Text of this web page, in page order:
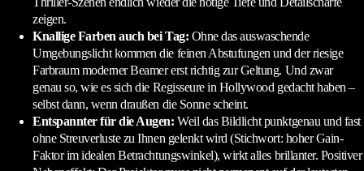
zeigen.
Knallige Farben auch bei Tag: Ohne das auswaschende
Umgebungslicht kommen die feinen Abstufungen und der riesige
Farbraum moderner Beamer erst richtig zur Geltung. Und zwar
genau so, wie es sich die Regisseure in Hollywood gedacht haben –
selbst dann, wenn draußen die Sonne scheint.
Entspannter für die Augen: Weil das Bildlicht punktgenau und fast
ohne Streuverluste zu Ihnen gelenkt wird (Stichwort: hoher Gain-
Faktor im idealen Betrachtungswinkel), wirkt alles brillanter. Positiver